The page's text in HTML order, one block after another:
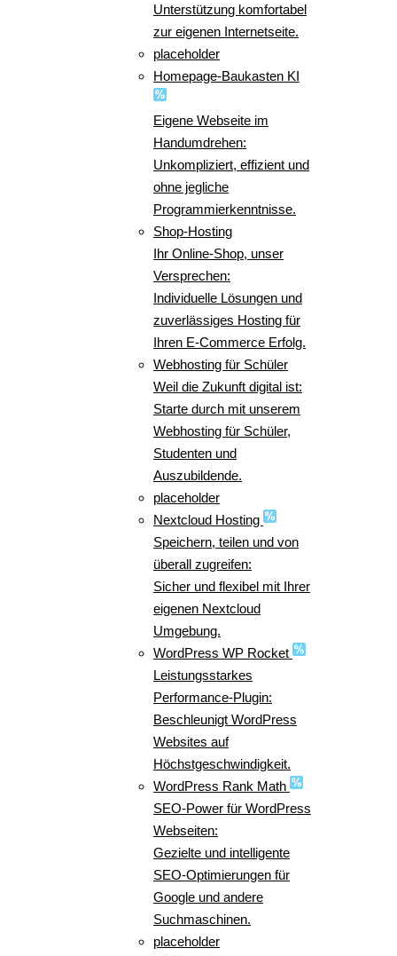
Unterstützung komfortabel
zur eigenen Internetseite.
placeholder
Homepage-Baukasten KI
Eigene Webseite im
Handumdrehen:
Unkompliziert, effizient und
ohne jegliche
Programmierkenntnisse.
Shop-Hosting
Ihr Online-Shop, unser
Versprechen:
Individuelle Lösungen und
zuverlässiges Hosting für
Ihren E-Commerce Erfolg.
Webhosting für Schüler
Weil die Zukunft digital ist:
Starte durch mit unserem
Webhosting für Schüler,
Studenten und
Auszubildende.
placeholder
Nextcloud Hosting
Speichern, teilen und von
überall zugreifen:
Sicher und flexibel mit Ihrer
eigenen Nextcloud
Umgebung.
WordPress WP Rocket
Leistungsstarkes
Performance-Plugin:
Beschleunigt WordPress
Websites auf
Höchstgeschwindigkeit.
WordPress Rank Math
SEO-Power für WordPress
Webseiten:
Gezielte und intelligente
SEO-Optimierungen für
Google und andere
Suchmaschinen.
placeholder